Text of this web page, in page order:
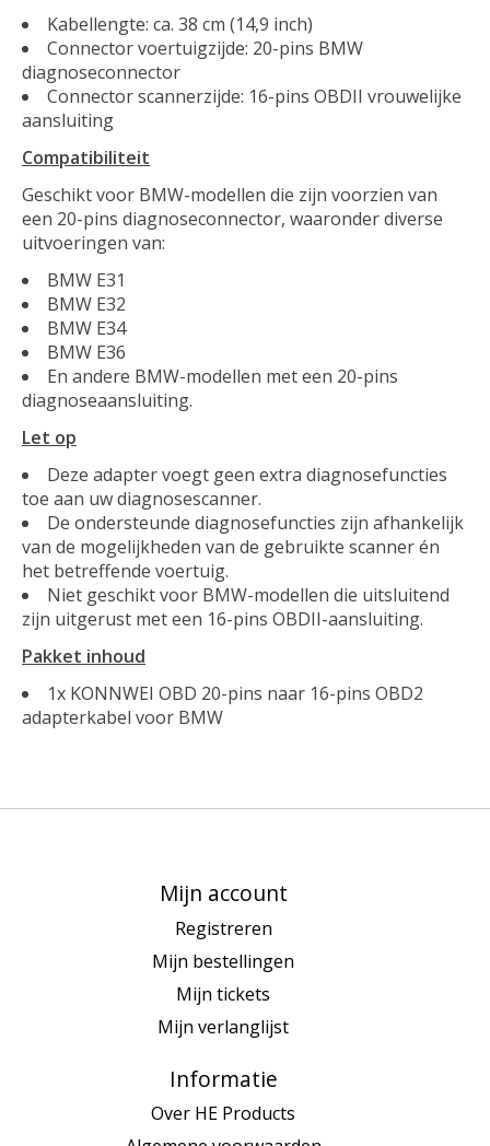
Kabellengte: ca. 38 cm (14,9 inch)
Connector voertuigzijde: 20-pins BMW
diagnoseconnector
Connector scannerzijde: 16-pins OBDII vrouwelijke
aansluiting
Compatibiliteit
Geschikt voor BMW-modellen die zijn voorzien van
een 20-pins diagnoseconnector, waaronder diverse
uitvoeringen van:
BMW E31
BMW E32
BMW E34
BMW E36
En andere BMW-modellen met een 20-pins
diagnoseaansluiting.
Let op
Deze adapter voegt geen extra diagnosefuncties
toe aan uw diagnosescanner.
De ondersteunde diagnosefuncties zijn afhankelijk
van de mogelijkheden van de gebruikte scanner én
het betreffende voertuig.
Niet geschikt voor BMW-modellen die uitsluitend
zijn uitgerust met een 16-pins OBDII-aansluiting.
Pakket inhoud
1x KONNWEI OBD 20-pins naar 16-pins OBD2
adapterkabel voor BMW
Mijn account
Registreren
Mijn bestellingen
Mijn tickets
Mijn verlanglijst
Informatie
Over HE Products